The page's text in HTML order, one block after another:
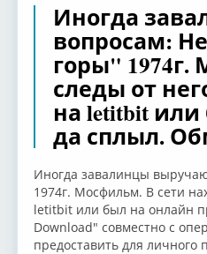
Иногда
вопросам:
горы"
следы от
на letitbit
да сплыл.
Иногда завалинцы
1974г. Мосфильм. В сети
letitbit или был на онлайн
Download" совместно с
предоставить для личного